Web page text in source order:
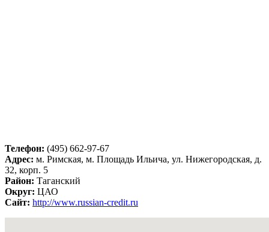
Телефон: (495) 662-97-67
Адрес: м. Римская, м. Площадь Ильича, ул. Нижегородская, д.
32, корп. 5
Район: Таганский
Округ: ЦАО
Сайт: http://www.russian-credit.ru